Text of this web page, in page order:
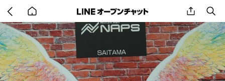
back
to
home
share